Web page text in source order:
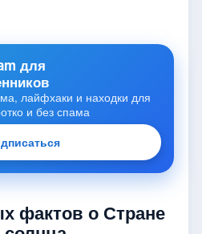
для
лайфхаки и находки для
и без спама
фактов о Стране